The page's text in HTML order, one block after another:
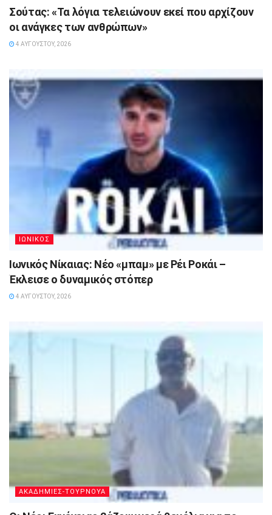
Σούτας: «Τα λόγια τελειώνουν εκεί που αρχίζουν
οι ανάγκες των ανθρώπων»
4 ΑΥΓΟΎΣΤΟΥ, 2026
ΙΩΝΙΚΟΣ
Ιωνικός Νίκαιας: Νέο «μπαμ» με Ρέι Ροκάι –
Έκλεισε ο δυναμικός στόπερ
4 ΑΥΓΟΎΣΤΟΥ, 2026
ΑΚΑΔΗΜΙΕΣ-ΤΟΥΡΝΟΥΑ